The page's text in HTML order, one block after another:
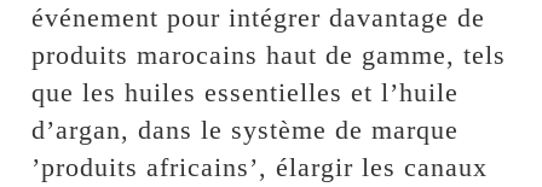
événement pour intégrer davantage de
produits marocains haut de gamme, tels
que les huiles essentielles et l’huile
d’argan, dans le système de marque
’produits africains’, élargir les canaux